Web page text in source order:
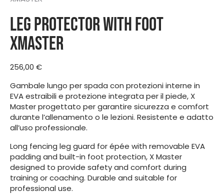
Leg Protector with Foot
XMASTER
256,00 €
Gambale lungo per spada con protezioni interne in
EVA estraibili e protezione integrata per il piede, X
Master progettato per garantire sicurezza e comfort
durante l’allenamento o le lezioni. Resistente e adatto
all’uso professionale.
Long fencing leg guard for épée with removable EVA
padding and built-in foot protection, X Master
designed to provide safety and comfort during
training or coaching. Durable and suitable for
professional use.